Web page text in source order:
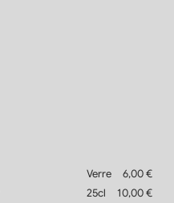
Verre
6,00 €
25cl
10,00 €